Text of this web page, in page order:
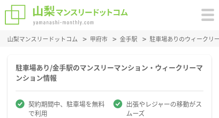
山梨マンスリードットコム 甲府市 金手駅 駐車場ありのウィークリ
駐車場あり/金手駅のマンスリーマンション・ウィークリーマ
ンション情報
契約期間中、駐車場を無料
で利用
出張やレジャーの移動がス
ムーズ